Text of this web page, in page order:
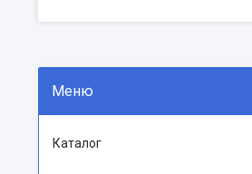
Каталог